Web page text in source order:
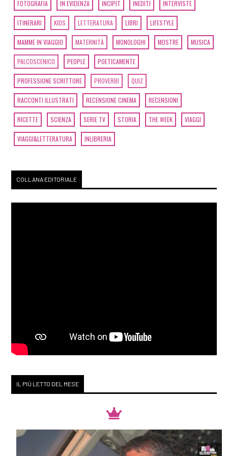
Marzo 2019
[21]Ponti sommersi, di
Tamara Marcelli: pagina 69
Febbraio 2019
[27]Io sono il Nordest, a cura
69
Gennaio 2019
[12]Duma Key, di Stephen
King: pagina 69
Denti bianchi, di Zadie
Smith: pagina 69
FOTOGRAFIA IN EVIDENZA INCIPIT INEDITI INTERVISTE
ITINERARI KIDS LETTERATURA LIBRI LIFESTYLE
MAMME IN VIAGGIO MATERNITÀ MONOLOGHI MOSTRE MUSICA
PALCOSCENICO PEOPLE POETICAMENTE
PROFESSIONE SCRITTORE PROVERBI QUIZ
RACCONTI ILLUSTRATI RECENSIONE CINEMA RECENSIONI
RICETTE SCIENZA SERIE TV STORIA THE WEEK VIAGGI
VIAGGI&LETTERATURA INLIBRERIA
COLLANA EDITORIALE
IL PIÙ LETTO DEL MESE